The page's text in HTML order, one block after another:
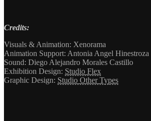
Credits:
Visuals & Animation: Xenorama
Animation Support: Antonia Angel Hinestroza
Sound: Diego Alejandro Morales Castillo
Exhibition Design: Studio Flex
Graphic Design: Studio Other Types